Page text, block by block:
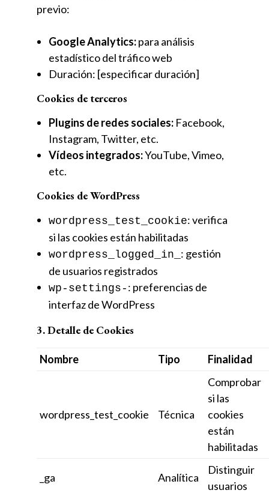
previo:
Google Analytics:para análisis
estadístico del tráfico web
Duración: [especificar duración]
Cookies de terceros
Plugins de redes sociales:Facebook,
Instagram, Twitter, etc.
Vídeos integrados:YouTube, Vimeo,
etc.
Cookies de WordPress
wordpress_test_cookie: verifica
si las cookies están habilitadas
wordpress_logged_in_ : gestión
de usuarios registrados
wp-settings- : preferencias de
interfaz de WordPress
3. Detalle de Cookies
Nombre Tipo Finalidad
wordpress_test_cookie Técnica
Comprobar
si las
cookies
están
habilitadas
_ga Analítica
Distinguir
usuarios